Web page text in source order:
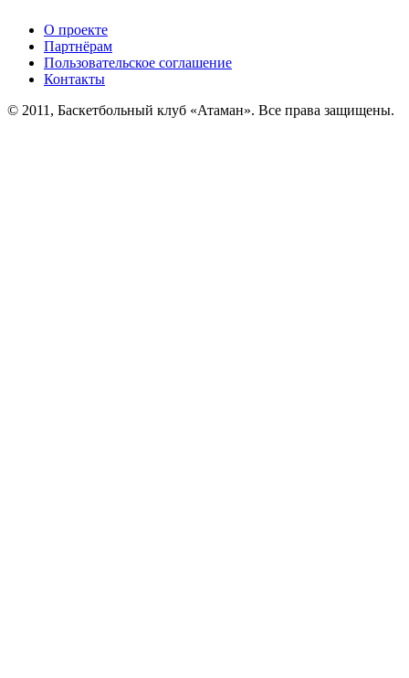
О проекте
Партнёрам
Пользовательское соглашение
Контакты
© 2011, Баскетбольный клуб «Атаман». Все права защищены.